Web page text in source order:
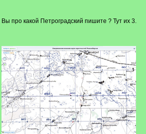
Вы про какой Петроградский пишите ? Тут их 3.